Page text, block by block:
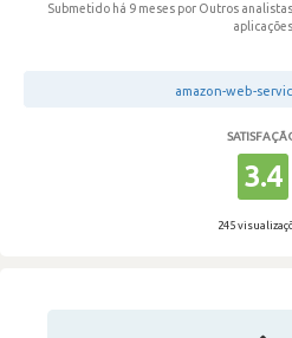
Submetido há 9 meses por Outros
aplicações
amazon-web-
3.4
245